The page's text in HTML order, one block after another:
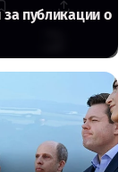
публикации о